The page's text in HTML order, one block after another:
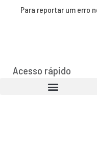
Para reportar um erro
Acesso rápido